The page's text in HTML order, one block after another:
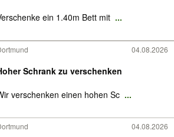
ein 1.40m Bett mit ...
04.08.2026
Schrank zu verschenken
verschenken einen hohen Sc ...
04.08.2026